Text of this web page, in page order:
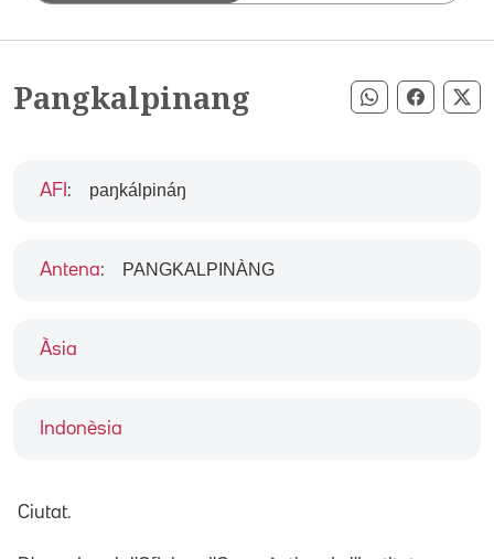
Pangkalpinang Compartir
Àsia
Indonèsia
AFI : paŋkálpináŋ
Antena: PANGKALPINÀNG
Ciutat.